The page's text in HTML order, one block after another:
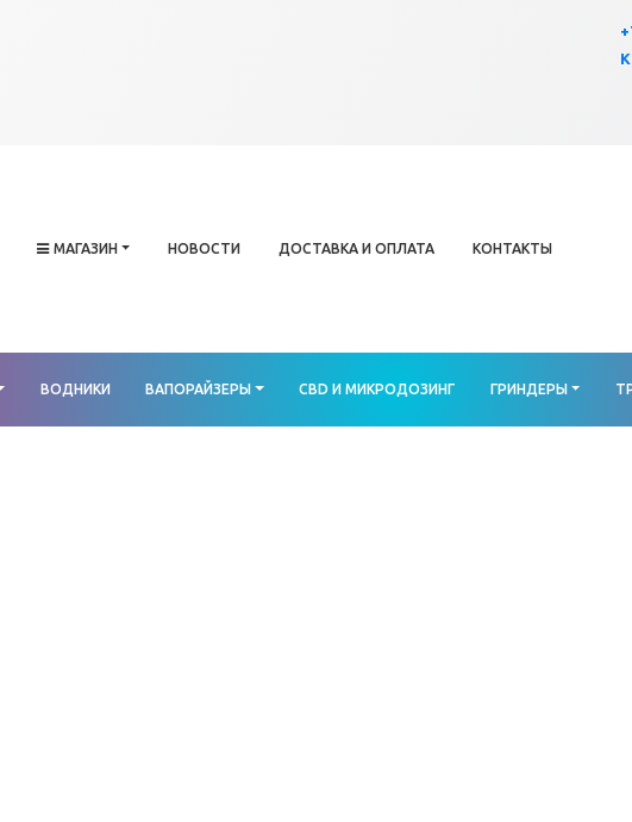
МАГАЗИН НОВОСТИ ДОСТАВКА И ОПЛАТА КОНТАКТЫ
ВОДНИКИ ВАПОРАЙЗЕРЫ CBD И МИКРОДОЗИНГ ГРИНДЕРЫ